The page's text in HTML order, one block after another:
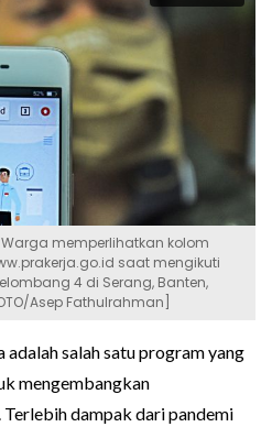
Warga memperlihatkan kolom
saat mengikuti
4 di Serang, Banten,
Asep Fathulrahman]
adalah salah satu program yang
mengembangkan
dampak dari pandemi